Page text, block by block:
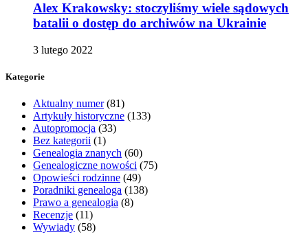
Alex Krakowsky: stoczyliśmy wiele sądowych
batalii o dostęp do archiwów na Ukrainie
3 lutego 2022
Kategorie
Aktualny numer(81)
Artykuły historyczne (133)
Autopromocja (33)
Bez kategorii (1)
Genealogia znanych (60)
Genealogiczne nowości (75)
Opowieści rodzinne (49)
Poradniki genealoga (138)
Prawo a genealogia (8)
Recenzje (11)
Wywiady (58)